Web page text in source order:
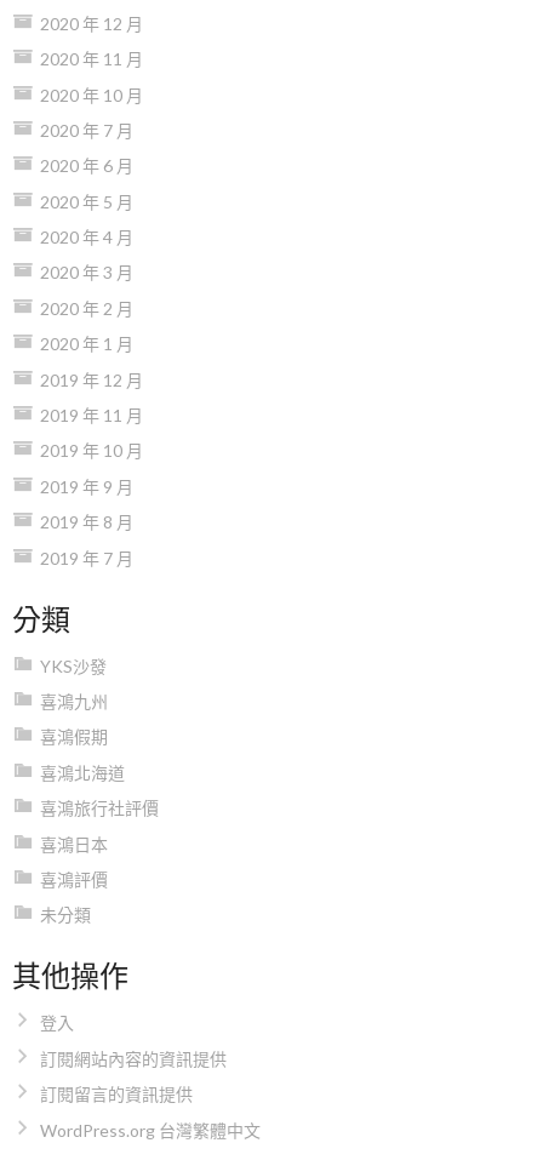
2020 年 12 月
2020 年 11 月
2020 年 10 月
2020 年 7 月
2020 年 6 月
2020 年 5 月
2020 年 4 月
2020 年 3 月
2020 年 2 月
2020 年 1 月
2019 年 12 月
2019 年 11 月
2019 年 10 月
2019 年 9 月
2019 年 8 月
2019 年 7 月
分類
YKS沙發
喜鴻九州
喜鴻假期
喜鴻北海道
喜鴻旅行社評價
喜鴻日本
喜鴻評價
未分類
其他操作
登入
訂閱網站內容的資訊提供
訂閱留言的資訊提供
WordPress.org 台灣繁體中文